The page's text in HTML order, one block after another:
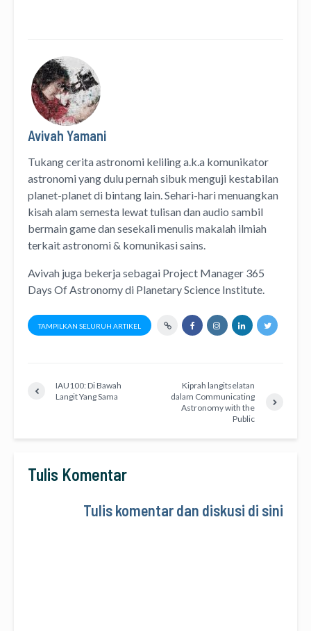
Avivah Yamani
Tukang cerita astronomi kelilinga.k.a komunikator
astronomiyang dulu pernah sibuk menguji kestabilan
planet-planet di bintang lain. Sehari-hari menuangkan
kisah alam semesta lewattulisandanaudio sambil
bermain game dan sesekali menulis makalah ilmiah
terkait astronomi & komunikasi sains.
Avivah juga bekerja sebagai Project Manager 365
Days Of Astronomydi Planetary Science Institute
TAMPILKAN SELURUH ARTIKEL
IAU100: Di Bawah
Langit Yang Sama
Kiprah langitselatan
dalam Communicating
Astronomy with the
Public
Tulis Komentar
Tulis komentar dan diskusi di sini